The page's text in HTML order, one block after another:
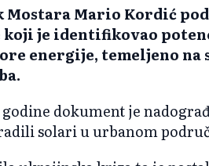
Mostara Mario Kordić
koji je identifikovao
energije, temeljeno
dokument je
solari u urbanom